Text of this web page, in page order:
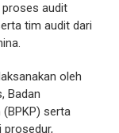
proses audit
tim audit dari
oleh
Badan
(BPKP) serta
prosedur,